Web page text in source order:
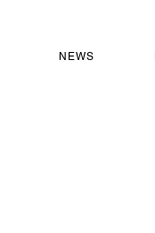
NEWS